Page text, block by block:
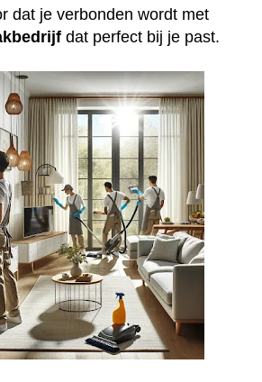
dat je verbonden wordt met
dat perfect bij je past.